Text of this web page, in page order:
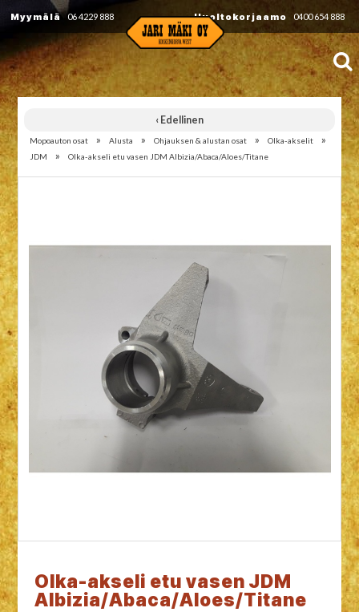
Myymälä 06 4229 888 Huoltokorjaamo 0400 654 888
‹ Edellinen
Mopoauton osat » Alusta » Ohjauksen & alustan osat » Olka-akselit »
JDM » Olka-akseli etu vasen JDM Albizia/Abaca/Aloes/Titane
Olka-akseli etu vasen JDM
Albizia/Abaca/Aloes/Titane